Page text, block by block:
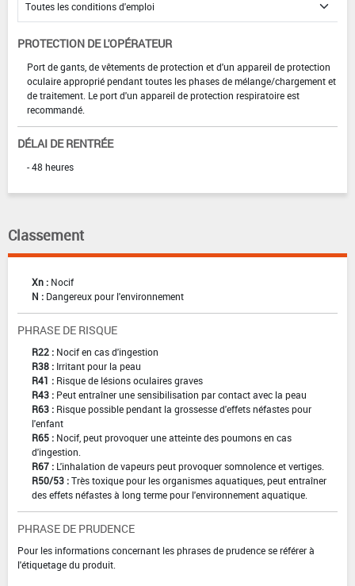
PROTECTION DE L'OPÉRATEUR
Port de gants, de vêtements de protection et d'un appareil de protection
oculaire approprié pendant toutes les phases de mélange/chargement et
de traitement. Le port d'un appareil de protection respiratoire est
recommandé.
DÉLAI DE RENTRÉE
- 48 heures
Classement
Xn : Nocif
N : Dangereux pour l'environnement
PHRASE DE RISQUE
R22 : Nocif en cas d'ingestion
R38 : Irritant pour la peau
R41 : Risque de lésions oculaires graves
R43 : Peut entraîner une sensibilisation par contact avec la peau
R63 : Risque possible pendant la grossesse d'effets néfastes pour
l'enfant
R65 : Nocif, peut provoquer une atteinte des poumons en cas
d'ingestion.
R67 : L'inhalation de vapeurs peut provoquer somnolence et vertiges.
R50/53 :Très toxique pour les organismes aquatiques, peut entraîner
des effets néfastes à long terme pour l'environnement aquatique.
PHRASE DE PRUDENCE
Pour les informations concernant les phrases de prudence se référer à
l'étiquetage du produit.